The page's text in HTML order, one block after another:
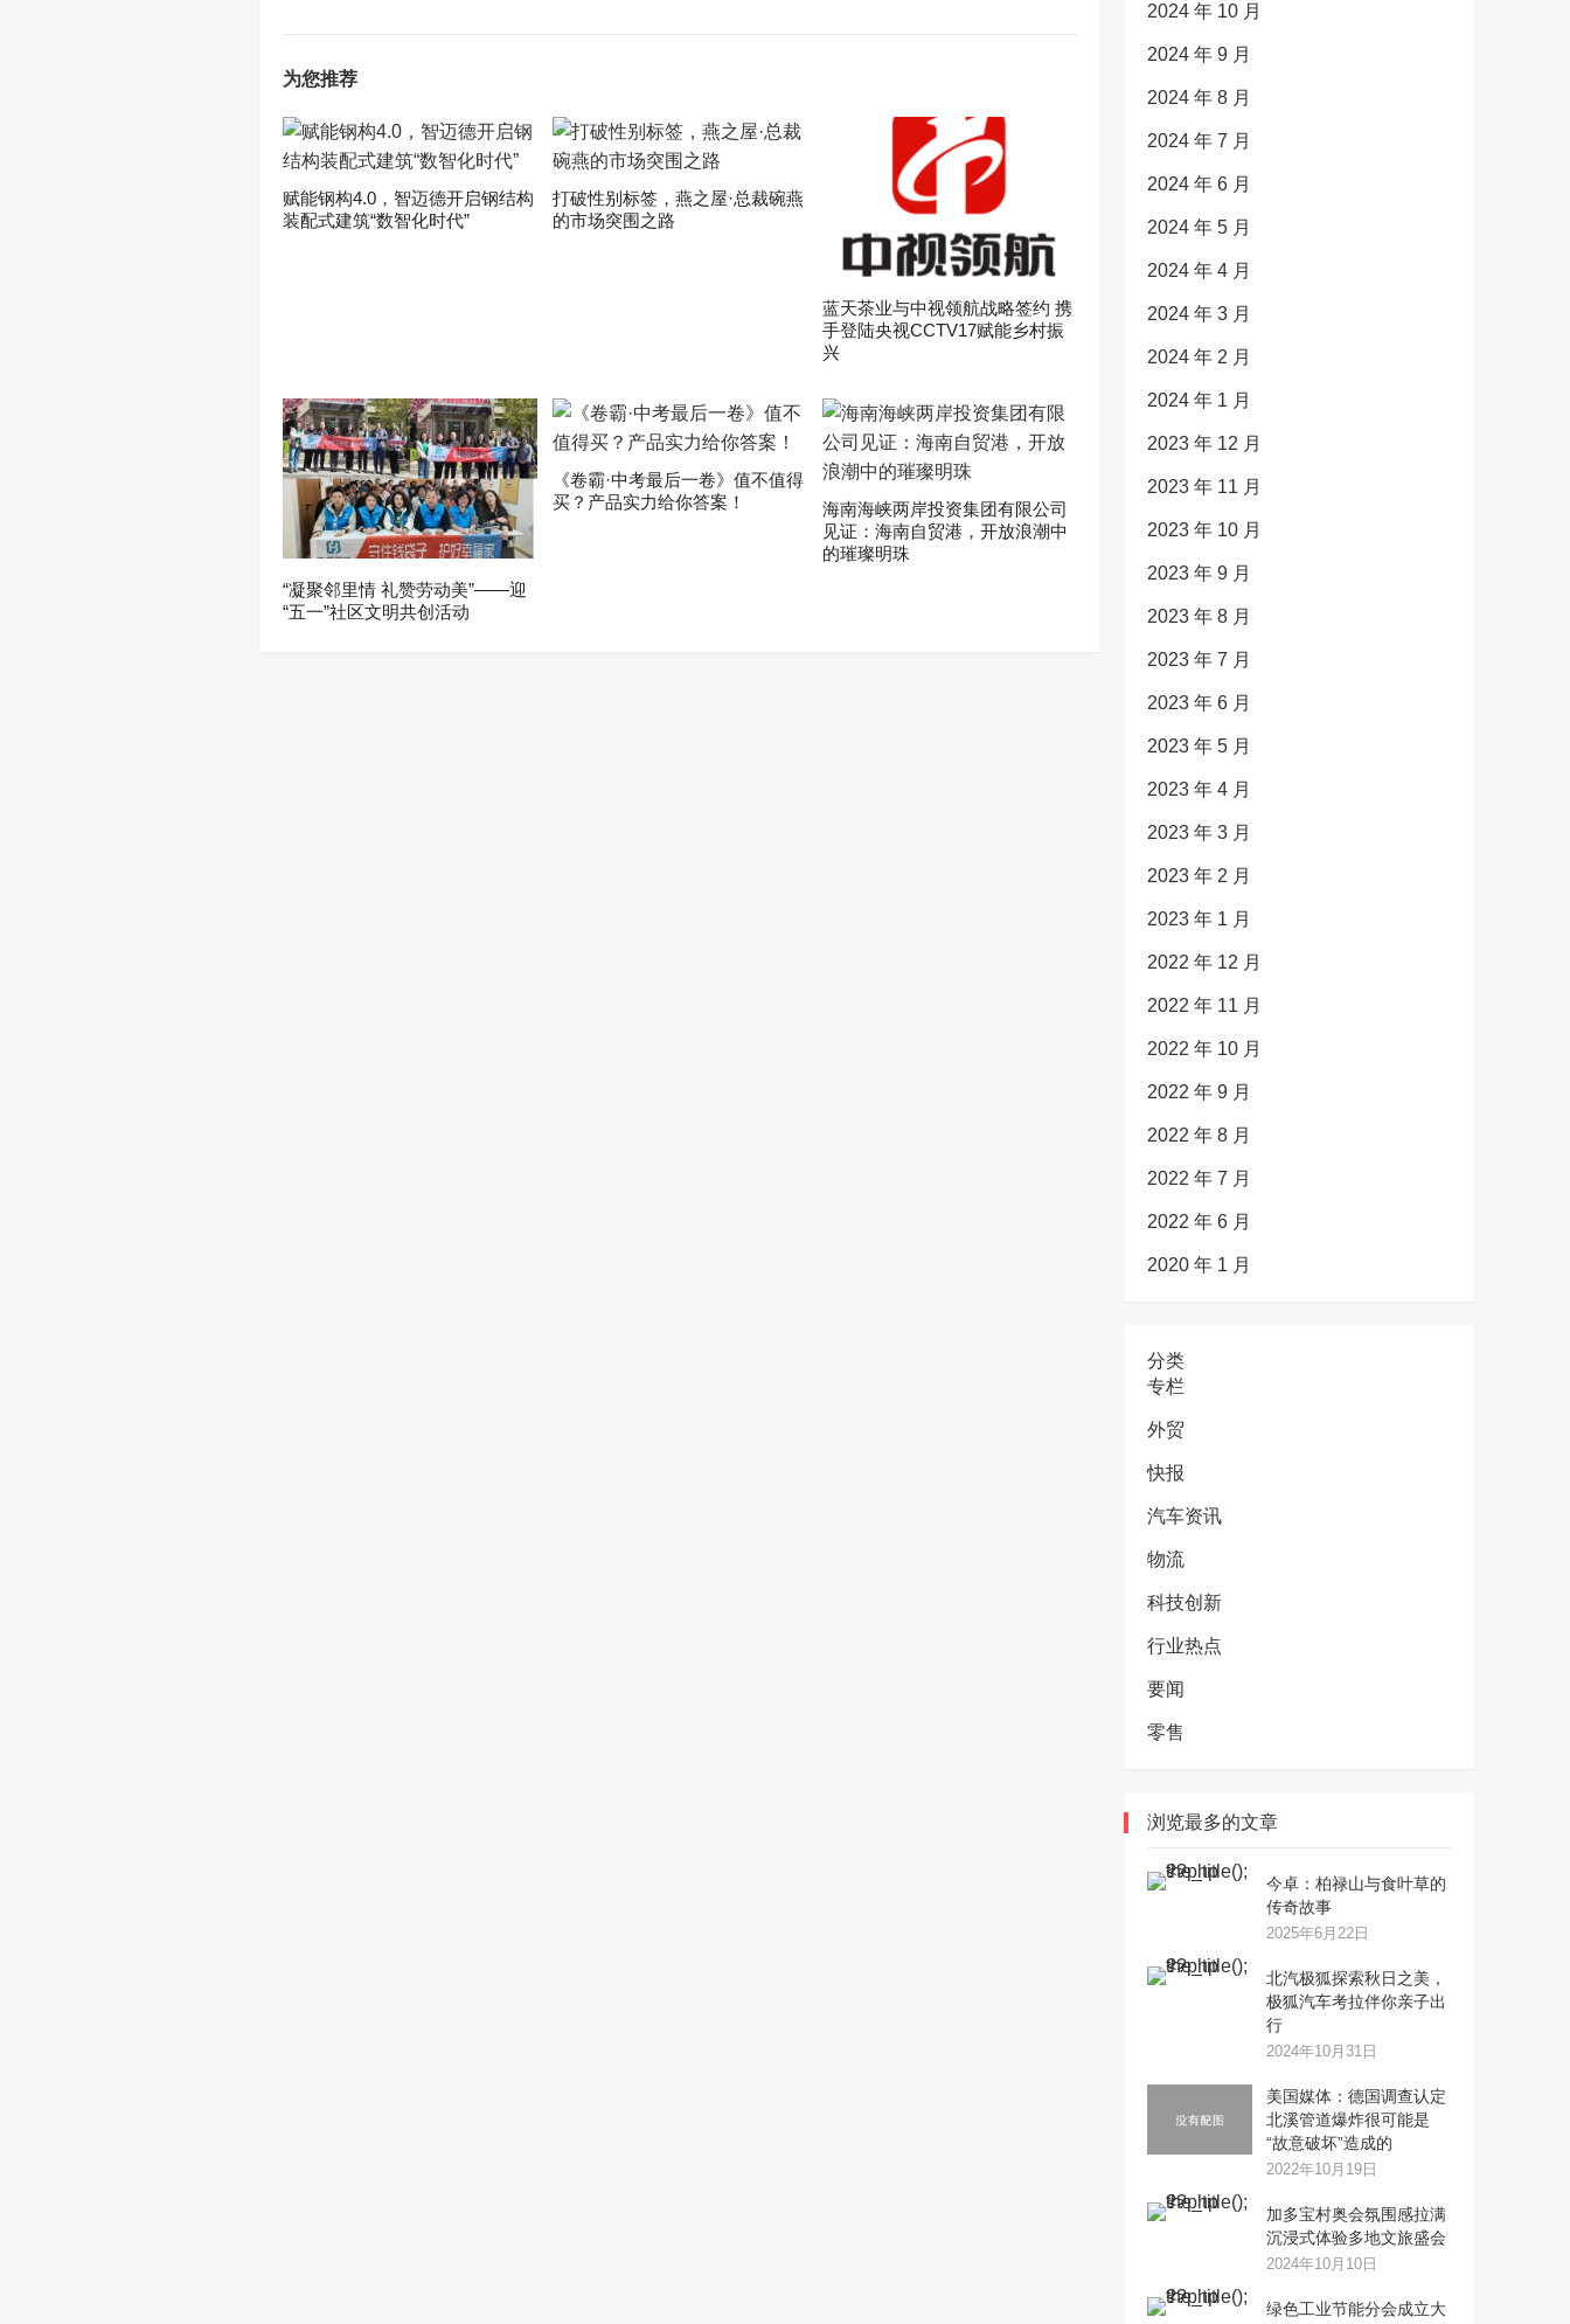
为您推荐
赋能钢构4.0，智迈德开启钢结构
装配式建筑“数智化时代”
打破性别标签，燕之屋·总裁碗燕
的市场突围之路
蓝天茶业与中视领航战略签约 携
手登陆央视CCTV17赋能乡村振
兴
“凝聚邻里情 礼赞劳动美”——迎
“五一”社区文明共创活动
《卷霸·中考最后一卷》值不值得
买？产品实力给你答案！
海南海峡两岸投资集团有限公司
见证：海南自贸港，开放浪潮中
的璀璨明珠
2024 年 10 月
2024 年 9 月
2024 年 8 月
2024 年 7 月
2024 年 6 月
2024 年 5 月
2024 年 4 月
2024 年 3 月
2024 年 2 月
2024 年 1 月
2023 年 12 月
2023 年 11 月
2023 年 10 月
2023 年 9 月
2023 年 8 月
2023 年 7 月
2023 年 6 月
2023 年 5 月
2023 年 4 月
2023 年 3 月
2023 年 2 月
2023 年 1 月
2022 年 12 月
2022 年 11 月
2022 年 10 月
2022 年 9 月
2022 年 8 月
2022 年 7 月
2022 年 6 月
2020 年 1 月
分类
专栏
外贸
快报
汽车资讯
物流
科技创新
行业热点
要闻
零售
浏览最多的文章
今卓：柏禄山与食叶草的
传奇故事
2025年6月22日
​北汽极狐探索秋日之美，
极狐汽车考拉伴你亲子出
行
2024年10月31日
美国媒体：德国调查认定
北溪管道爆炸很可能是
“故意破坏”造成的
2022年10月19日
加多宝村奥会氛围感拉满
沉浸式体验多地文旅盛会
2024年10月10日
绿色工业节能分会成立大